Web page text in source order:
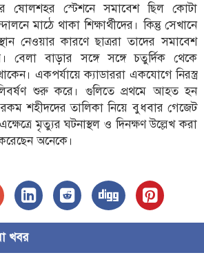
ষোলশহর স্টেশনে সমাবেশ ছিল কোটা
মাঠে থাকা শিক্ষার্থীদের। কিন্তু সেখানে
নেওয়ার কারণে ছাত্ররা তাদের সমাবেশ
বেলা বাড়ার সঙ্গে সঙ্গে চতুর্দিক থেকে
একপর্যায়ে ক্যাডাররা একযোগে নিরস্ত্র
শুরু করে। গুলিতে প্রথমে আহত হন
শহীদদের তালিকা নিয়ে বুধবার গেজেট
মৃত্যুর ঘটনাস্থল ও দিনক্ষণ উল্লেখ করা
অনেকে।
খবর